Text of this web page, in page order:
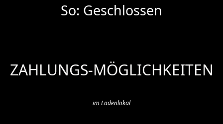
So: Geschlossen
ZAHLUNGS-MÖGLICHKEITEN
im Ladenlokal